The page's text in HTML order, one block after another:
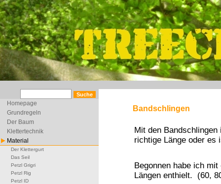
Homepage
Grundregeln
Der Baum
Klettertechnik
Material
Der Klettergurt
Das Seil
Petzl Grigri
Petzl Rig
Petzl ID
Bandschlingen
Mit den
richtige Länge oder es
Begonnen habe ich
Längen enthielt. (60,